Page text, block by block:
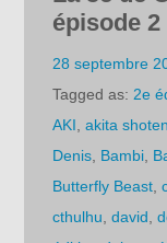
épisode 2
28 septembre
Tagged as: 2e
AKI ,akita shoten
Denis Bambi
Butterfly Beast ,
cthulhu ,david ,